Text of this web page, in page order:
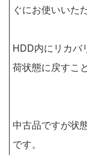
ぐにお使いいた
HDD内にリカバ
荷状態に戻すこ
中古品ですが状
です。